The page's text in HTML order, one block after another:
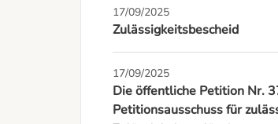
17/09/2025
Zulässigkeitsbescheid
17/09/2025
Die öffentliche Petition Nr.
Petitionsausschuss für